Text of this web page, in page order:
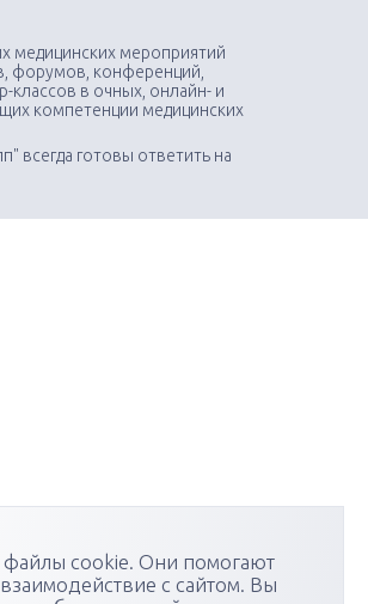
медицинских мероприятий
форумов, конференций,
классов в очных, онлайн- и
компетенции медицинских
всегда готовы ответить на
cookie. Они помогают
с сайтом. Вы